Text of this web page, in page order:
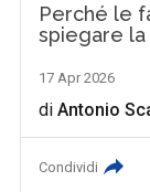
Perché le
spiegare
17 Apr 2026
diAntonio
Condividi